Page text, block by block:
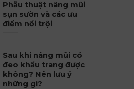
Phẫu thuật nâng mũi
sụn sườn và các ưu
điểm nổi trội
Sau khi nâng mũi có
đeo khẩu trang được
không? Nên lưu ý
những gì?